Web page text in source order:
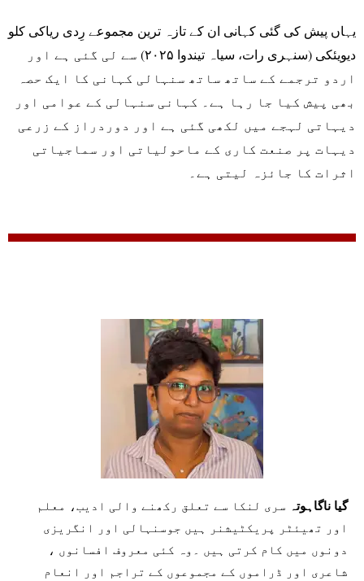
یہاں پیش کی گئی کہانی ان کے تازہ ترین مجموعے رِدی ریاکی کلو
دیویئکی (سنہری رات، سیاہ تیندوا ۲۰۲۵) سے لی گئی ہے اور
اردو ترجمے کے ساتھ ساتھ سنہالی کہانی کا ایک حصہ
بھی پیش کیا جا رہا ہے۔ کہانی سنہالی کے عوامی اور
دیہاتی لہجے میں لکھی گئی ہے اور دوردراز کے زرعی
دیہات پر صنعت کاری کے ماحولیاتی اور سماجیاتی
اثرات کا جائزہ لیتی ہے۔
گیا ناگاہوتہ سری لنکا سے تعلق رکھنے والی ادیب، معلم
اور تھیئٹر پریکٹیشنر ہیں جوسنہالی اور انگریزی
دونوں میں کام کرتی ہیں ۔وہ کئی معروف افسانوں ،
شاعری اور ڈراموں کے مجموعوں کے تراجم اور انعام